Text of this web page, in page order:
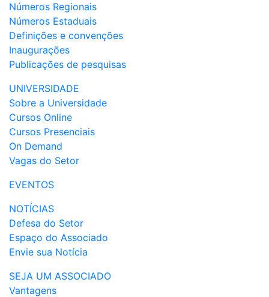
Números Regionais
Números Estaduais
Definições e convenções
Inaugurações
Publicações de pesquisas
UNIVERSIDADE
Sobre a Universidade
Cursos Online
Cursos Presenciais
On Demand
Vagas do Setor
EVENTOS
NOTÍCIAS
Defesa do Setor
Espaço do Associado
Envie sua Notícia
SEJA UM ASSOCIADO
Vantagens